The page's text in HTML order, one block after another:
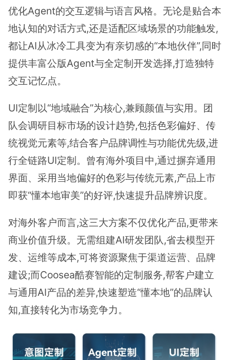
优化Agent的交互逻辑与语言风格。无论是贴合本
地认知的对话方式,还是适配区域场景的功能触发,
都让AI从冰冷工具变为有亲切感的“本地伙伴”,同时
提供丰富公版Agent与全定制开发选择,打造独特
交互记忆点。
UI定制以“地域融合”为核心,兼顾颜值与实用。团
队会调研目标市场的设计趋势,包括色彩偏好、传
统视觉元素等,结合客户品牌调性与功能优先级,进
行全链路UI定制。曾有海外项目中,通过摒弃通用
界面、采用当地偏好的色彩与传统元素,产品上市
即获“懂本地审美”的好评,快速提升品牌辨识度。
对海外客户而言,这三大方案不仅优化产品,更带来
商业价值升级。无需组建AI研发团队,省去模型开
发、运维等成本,可将资源聚焦于渠道运营、品牌
建设;而Coosea酷赛智能的定制服务,帮客户建立
与通用AI产品的差异,快速塑造“懂本地”的品牌认
知,直接转化为市场竞争力。